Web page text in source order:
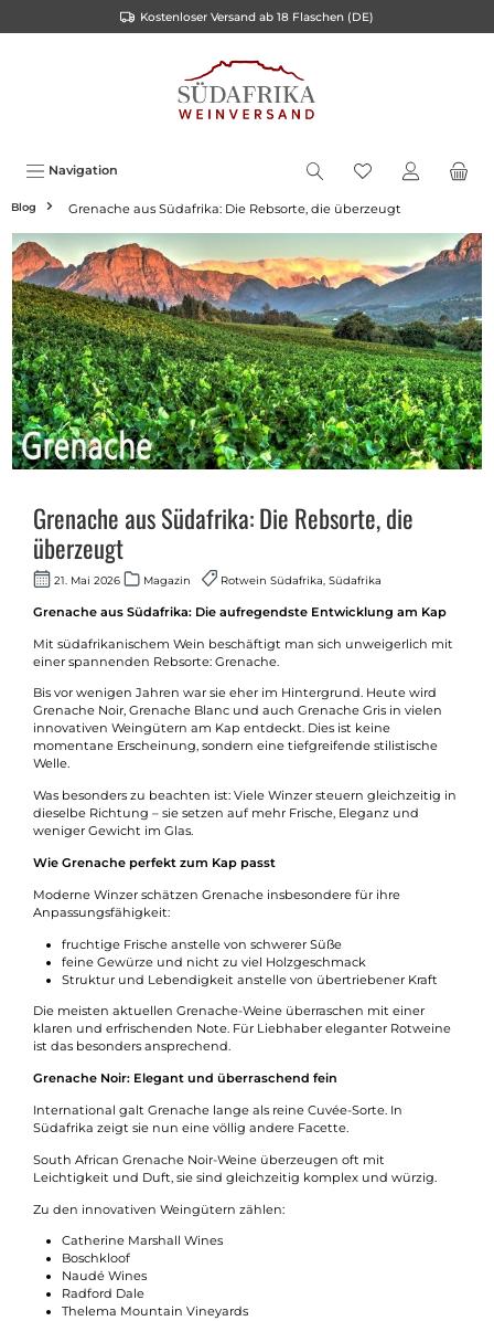
Kostenloser Versand ab 18 Flaschen (DE)
Navigation
Blog Grenache aus Südafrika: Die Rebsorte, die überzeugt
Grenache aus Südafrika: Die Rebsorte, die
überzeugt
21. Mai 2026 Magazin Rotwein Südafrika, Südafrika
Grenache aus Südafrika: Die aufregendste Entwicklung am Kap
Mit südafrikanischem Wein beschäftigt man sich unweigerlich mit
einer spannenden Rebsorte: Grenache.
Bis vor wenigen Jahren war sie eher im Hintergrund. Heute wird
Grenache Noir, Grenache Blanc und auch Grenache Gris in vielen
innovativen Weingütern am Kap entdeckt. Dies ist keine
momentane Erscheinung, sondern eine tiefgreifende stilistische
Welle.
Was besonders zu beachten ist: Viele Winzer steuern gleichzeitig in
dieselbe Richtung – sie setzen auf mehr Frische, Eleganz und
weniger Gewicht im Glas.
Wie Grenache perfekt zum Kap passt
Moderne Winzer schätzen Grenache insbesondere für ihre
Anpassungsfähigkeit:
fruchtige Frische anstelle von schwerer Süße
feine Gewürze und nicht zu viel Holzgeschmack
Struktur und Lebendigkeit anstelle von übertriebener Kraft
Die meisten aktuellen Grenache-Weine überraschen mit einer
klaren und erfrischenden Note. Für Liebhaber eleganter Rotweine
ist das besonders ansprechend.
Grenache Noir: Elegant und überraschend fein
International galt Grenache lange als reine Cuvée-Sorte. In
Südafrika zeigt sie nun eine völlig andere Facette.
South African Grenache Noir-Weine überzeugen oft mit
Leichtigkeit und Duft, sie sind gleichzeitig komplex und würzig.
Zu den innovativen Weingütern zählen:
Catherine Marshall Wines
Boschkloof
Naudé Wines
Radford Dale
Thelema Mountain Vineyards